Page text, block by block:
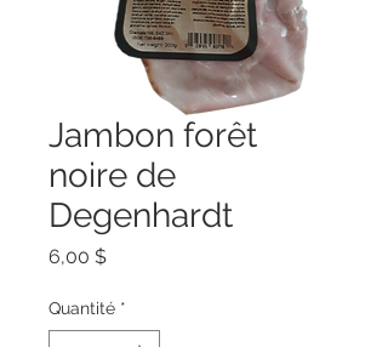
Jambon forêt
noire de
Degenhardt
6,00 $Prix
Quantité *